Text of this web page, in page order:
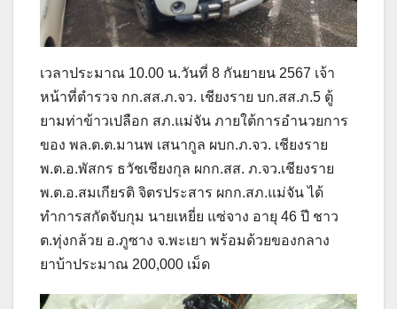
เวลาประมาณ 10.00 น.วันที่ 8 กันยายน 2567 เจ้า
หน้าที่ตำรวจ กก.สส.ภ.จว. เชียงราย บก.สส.ภ.5 ตู้
ยามท่าข้าวเปลือก สภ.แม่จัน ภายใต้การอำนวยการ
ของ พล.ต.ต.มานพ เสนากูล ผบก.ภ.จว. เชียงราย
พ.ต.อ.พัสกร ธวัชเชียงกุล ผกก.สส. ภ.จว.เชียงราย
พ.ต.อ.สมเกียรติ จิตรประสาร ผกก.สภ.แม่จัน ได้
ทำการสกัดจับกุม นายเหยี่ย แซ่จาง อายุ 46 ปี ชาว
ต.ทุ่งกล้วย อ.ภูซาง จ.พะเยา พร้อมด้วยของกลาง
ยาบ้าประมาณ 200,000 เม็ด